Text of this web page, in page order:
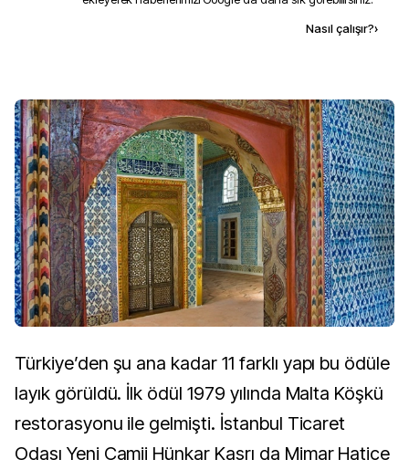
Nasıl çalışır?›
Türkiye’den şu ana kadar 11 farklı yapı bu ödüle
layık görüldü. İlk ödül 1979 yılında Malta Köşkü
restorasyonu ile gelmişti. İstanbul Ticaret
Odası Yeni Camii Hünkar Kasrı da Mimar Hatice